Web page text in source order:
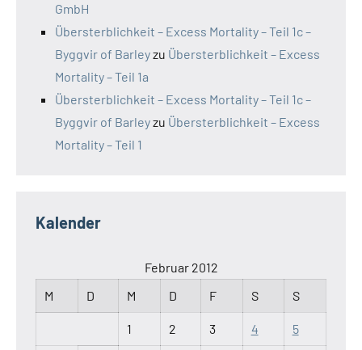
GmbH
Übersterblichkeit – Excess Mortality – Teil 1c –
Byggvir of Barleyzu Übersterblichkeit – Excess
Mortality – Teil 1a
Übersterblichkeit – Excess Mortality – Teil 1c –
Byggvir of Barleyzu Übersterblichkeit – Excess
Mortality – Teil 1
Kalender
Februar 2012
M
D M D F S S
1 2 3 4 5